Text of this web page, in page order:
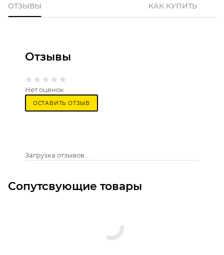
ОТЗЫВЫ КАК КУПИТЬ
Отзывы
Нет оценок
ОСТАВИТЬ ОТЗЫВ
Загрузка отзывов...
Сопутсвующие товары